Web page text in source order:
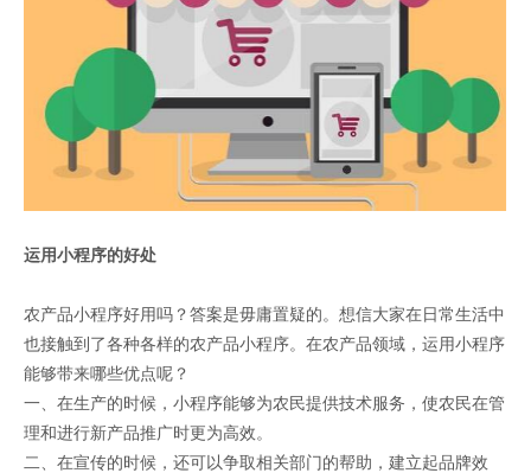
运用小程序的好处
农产品小程序好用吗？答案是毋庸置疑的。想信大家在日常生活中
也接触到了各种各样的农产品小程序。在农产品领域，运用小程序
能够带来哪些优点呢？
一、在生产的时候，小程序能够为农民提供技术服务，使农民在管
理和进行新产品推广时更为高效。
二、在宣传的时候，还可以争取相关部门的帮助，建立起品牌效